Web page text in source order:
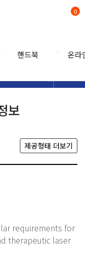
핸드북 온라
0
보
제공형태 더보기
requirements for
therapeutic laser